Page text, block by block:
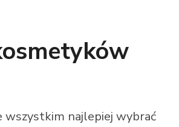
wszystkim najlepiej wybrać